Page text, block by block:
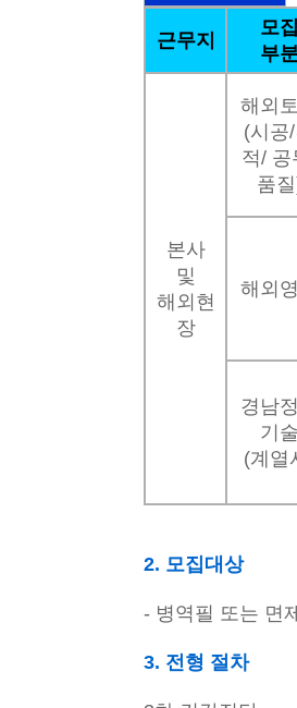
근무지
모집
부
본사
및
해외현
장
해외
(시공
적/ 공
품
해외
경남
기술
(계열
2. 모집대상
- 병역필 또는 면
3. 전형 절차